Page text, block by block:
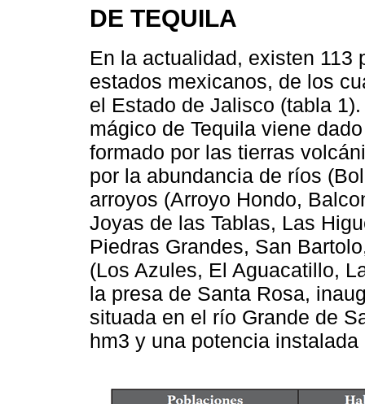
DE TEQUILA
En la actualidad, existen 113
estados mexicanos, de los
el Estado de Jalisco (tabla
mágico de Tequila viene
formado por las tierras
por la abundancia de ríos
arroyos (Arroyo Hondo,
Joyas de las Tablas, Las
Piedras Grandes, San
(Los Azules, El Aguacatillo,
la presa de Santa Rosa,
situada en el río Grande de
hm3 y una potencia instalada